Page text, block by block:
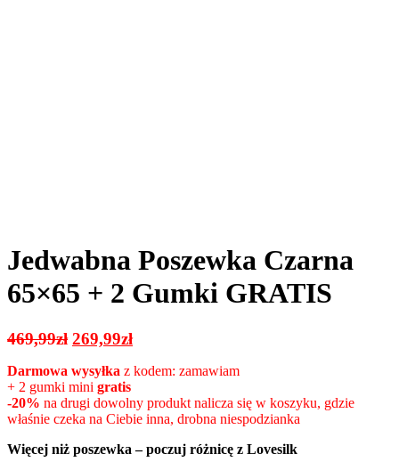
Jedwabna Poszewka Czarna
65×65 + 2 Gumki GRATIS
469,99zł Pierwotna
wynosiła:
469,99zł.
269,99złAktualna
wynosi:
269,99zł.
Darmowa wysyłka z kodem: zamawiam
+ 2 gumki mini gratis
-20% na drugi dowolny produkt nalicza się w koszyku, gdzie
właśnie czeka na Ciebie inna, drobna niespodzianka
Więcej niż poszewka – poczuj różnicę z Lovesilk